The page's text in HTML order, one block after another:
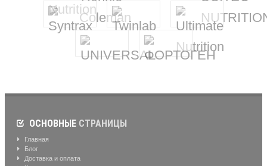
ОСНОВНЫЕ СТРАНИЦЫ
Главная
Блог
Доставка и оплата